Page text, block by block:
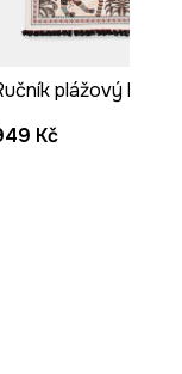
plážový
Kč